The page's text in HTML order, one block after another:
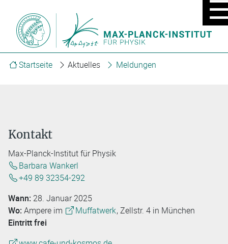
MENÜ
EIN/
Startseite Aktuelles Meldungen
Kontakt
Max-Planck-Institut für Physik
Barbara Wankerl
+49 89 32354-292
Wann: 28. Januar 2025
Wo: Ampere im Muffatwerk, Zellstr. 4 in München
Eintritt frei